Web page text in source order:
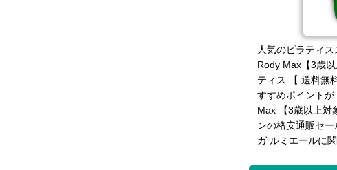
人気のピラティ
Rody Max【3歳
ティス 【 送料無
すすめポイント
Max 【3歳以上対
ンの格安通販セ
ガ ルミエールに